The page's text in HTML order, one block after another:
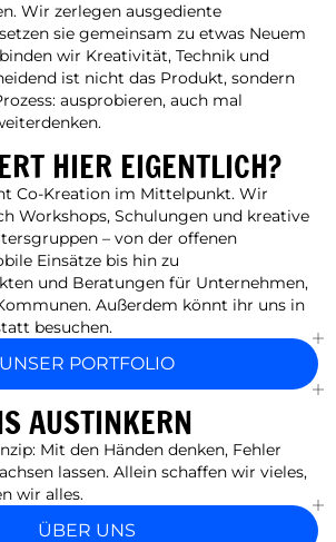
Wir zerlegen ausgediente
sie gemeinsam zu etwas Neuem
wir Kreativität, Technik und
ist nicht das Produkt, sondern
ausprobieren, auch mal
HIER EIGENTLICH?
Co-Kreation im Mittelpunkt. Wir
Workshops, Schulungen und kreative
– von der offenen
Einsätze bis hin zu
und Beratungen für Unternehmen,
Außerdem könnt ihr uns in
besuchen.
UNSER PORTFOLIO
AUSTINKERN
Mit den Händen denken, Fehler
lassen. Allein schaffen wir vieles,
wir alles.
ÜBER UNS